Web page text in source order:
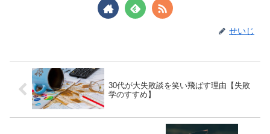
せいじ
30代が大失敗談を笑い飛ばす理由【失敗
学のすすめ】